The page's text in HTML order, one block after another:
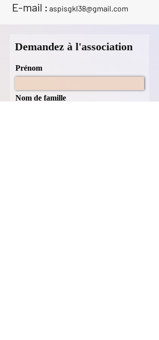
E-mail : aspisgkl38@gmail.com
Demandez à l'association
Prénom
Nom de famille